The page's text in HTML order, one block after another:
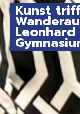
Kunst